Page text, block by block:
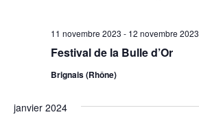
Festival de la Bulle d’Or
11 novembre 2023 - 12 novembre 2023
Brignais (Rhône)
janvier 2024